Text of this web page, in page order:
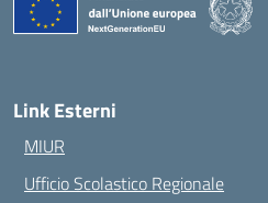
Link Esterni
MIUR
Ufficio Scolastico Regionale